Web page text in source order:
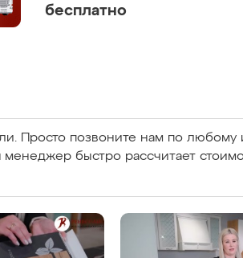
бесплатно
Просто позвоните нам по любому
менеджер быстро рассчитает